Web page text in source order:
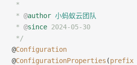
*
* @author 小蚂蚁云团队
* @since 2024-05-30
*/
@Configuration
@ConfigurationProperties (prefix